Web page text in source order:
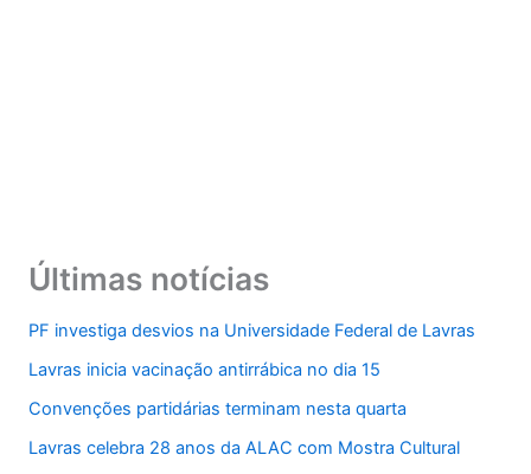
Últimas notícias
PF investiga desvios na Universidade Federal de Lavras
Lavras inicia vacinação antirrábica no dia 15
Convenções partidárias terminam nesta quarta
Lavras celebra 28 anos da ALAC com Mostra Cultural